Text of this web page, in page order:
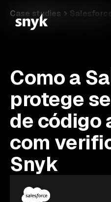
Case studies
Como a
protege
de código
com
Snyk